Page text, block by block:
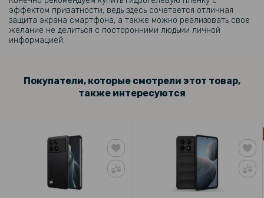
263 грн
329 грн
Чехол Auto Focus Ultimate Experience для Xiaomi Poco X6 Pro 5G /
110 грн
129 грн
эффектом приватности, ведь здесь сочетается отличная
защита экрана смартфона, а также можно реализовать свое
желание не делиться с посторонними людьми личной
информацией.
Покупатели, которые смотрели этот товар,
также интересуются